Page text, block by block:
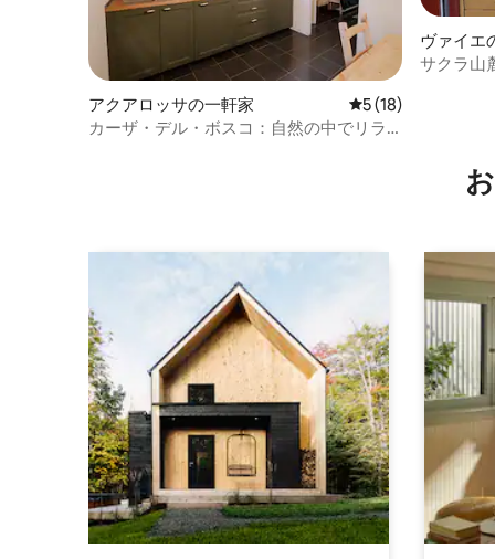
アクアロッサの一軒家 レビュー18件、5
5 (18)
カーザ・デル・ボスコ：自然の中でリラ
ヴァイエ
ート
サクラ山